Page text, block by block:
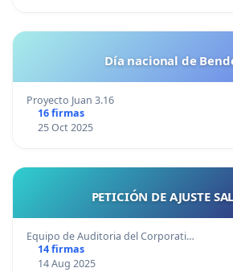
Día nacional de
Proyecto Juan 3.16
16 firmas
25 Oct 2025
PETICIÓN DE AJUSTE
Equipo de Auditoria del Corporati…
14 firmas
14 Aug 2025